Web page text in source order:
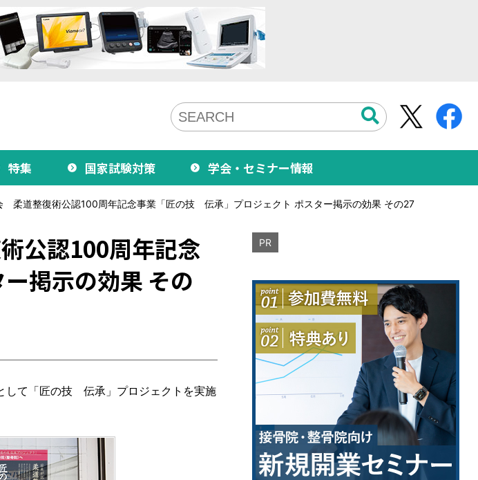
特集 国家試験対策 学会・セミナー情報
柔道整復術公認100周年記念事業「匠の技 伝承」プロジェクト ポスター掲示の効果 その27
公認100周年記念
掲示の効果 その
して「匠の技 伝承」プロジェクトを実施
PR